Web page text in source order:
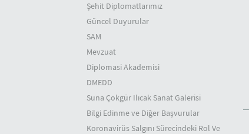
Şehit Diplomatlarımız
Güncel Duyurular
SAM
Mevzuat
Diplomasi Akademisi
DMEDD
Suna Çokgür Ilıcak Sanat Galerisi
Bilgi Edinme ve Diğer Başvurular
Koronavirüs Salgını Sürecindeki Rol Ve